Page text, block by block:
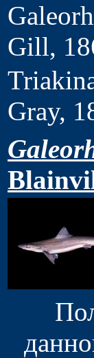
Gill,
Gray,